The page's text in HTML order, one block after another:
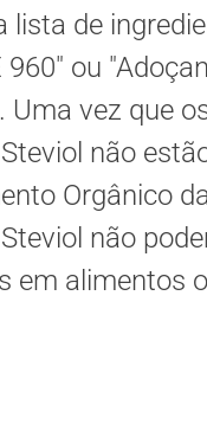
lista de
960" ou
Uma vez que
não
Orgânico
não
em alimentos